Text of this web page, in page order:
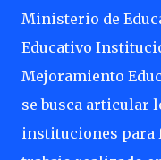
Ministerio de
Educativo
Mejoramiento
se busca articular
instituciones para